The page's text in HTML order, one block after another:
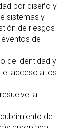
por diseño y
sistemas y
de riesgos
de
de identidad y
el acceso a los
la
de